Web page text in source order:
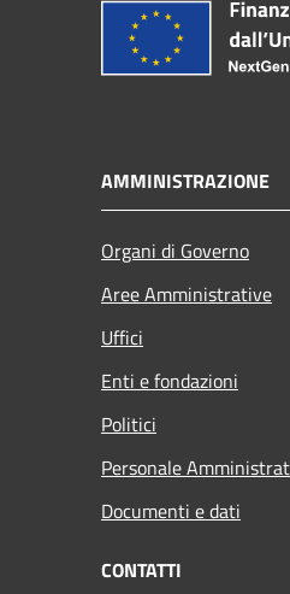
AMMINISTRAZIONE
Organi di Governo
Aree Amministrative
Uffici
Enti e fondazioni
Politici
Personale
Documenti e dati
CONTATTI